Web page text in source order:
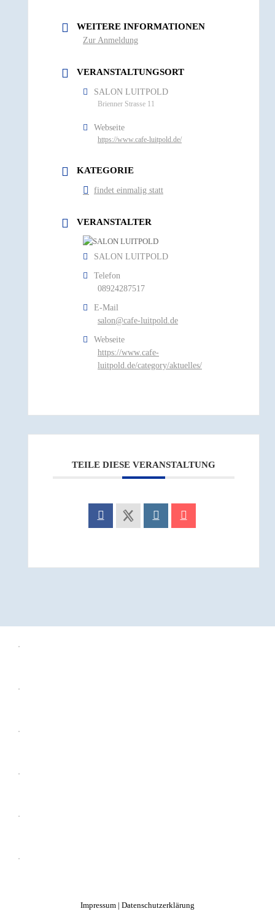
WEITERE INFORMATIONEN
Zur Anmeldung
VERANSTALTUNGSORT
SALON LUITPOLD
Brienner Strasse 11
Webseite
https://www.cafe-luitpold.de/
KATEGORIE
findet einmalig statt
VERANSTALTER
SALON LUITPOLD
Telefon
08924287517
E-Mail
salon@cafe-luitpold.de
Webseite
https://www.cafe-
luitpold.de/category/aktuelles/
TEILE DIESE VERANSTALTUNG
Impressum | Datenschutzerklärung